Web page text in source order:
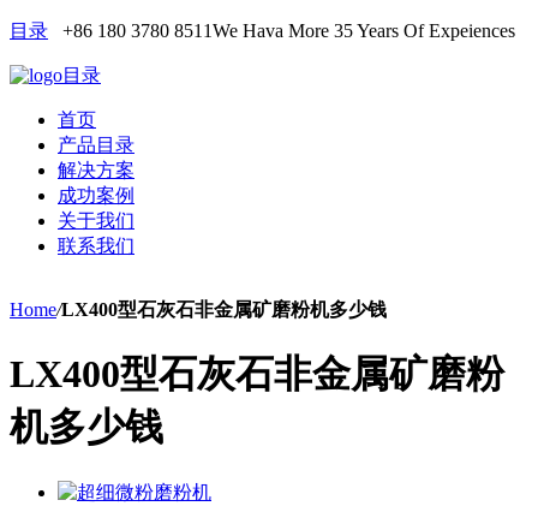
目录 +86 180 3780 8511We Hava More 35 Years Of Expeiences
目录
首页
产品目录
解决方案
成功案例
关于我们
联系我们
Home/LX400型石灰石非金属矿磨粉机多少钱
LX400型石灰石非金属矿磨粉
机多少钱